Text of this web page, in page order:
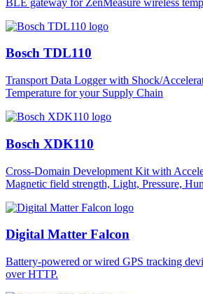
Bosch TDL110
Transport Data Logger with Shock/
Temperature for your Supply Chain
Bosch XDK110
Cross-Domain Development Kit with
Magnetic field strength, Light, Pressure,
Digital Matter Falcon
Battery-powered or wired GPS tracking
over HTTP.